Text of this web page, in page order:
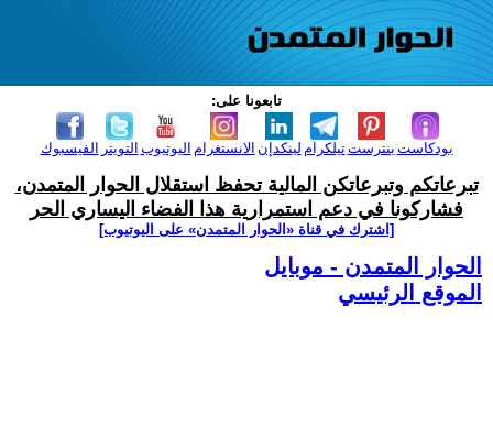
تابعونا على:
الفيسبوك التويتر اليوتيوب الانستغرام لينكدإن تيلكرامبنترست بودكاست
تبرعاتكم وتبرعاتكن المالية تحفظ استقلال الحوار المتمدن،
فشاركونا في دعم استمرارية هذا الفضاء اليساري الحر
[اشترك في قناة ‫«الحوار المتمدن» على اليوتيوب]
الحوار المتمدن - موبايل
الموقع الرئيسي